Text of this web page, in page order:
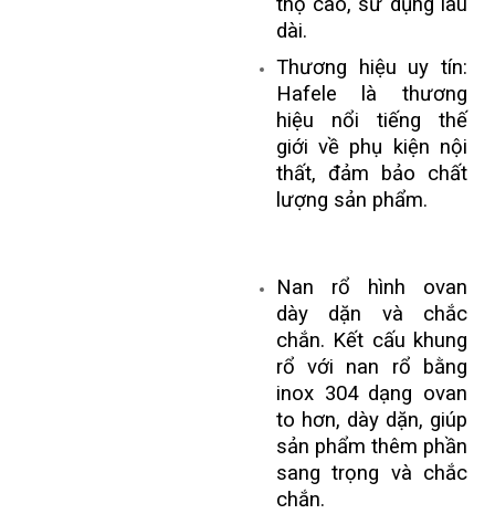
dài.
Thương hiệu uy tín:
Hafele là thương
hiệu nổi tiếng thế
giới về phụ kiện nội
thất, đảm bảo chất
lượng sản phẩm.
Nan rổ hình ovan
dày dặn và chắc
chắn. Kết cấu khung
rổ với nan rổ bằng
inox 304 dạng ovan
to hơn, dày dặn, giúp
sản phẩm thêm phần
sang trọng và chắc
chắn.